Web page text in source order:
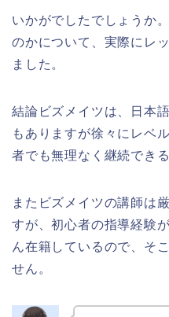
いかがでしたでしょうか
のかについて、実際にレ
ました。
結論ビズメイツは、日本
もありますが徐々にレベ
者でも無理なく継続でき
またビズメイツの講師は
すが、初心者の指導経験
ん在籍しているので、そ
せん。